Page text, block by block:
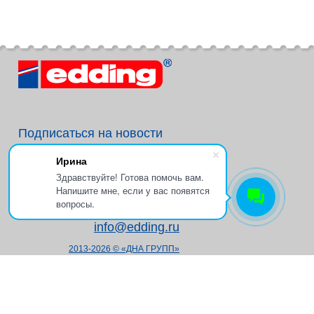
Ирина
Здравствуйте! Готова помочь вам.
Напишите мне, если у вас появятся
вопросы.
Подписаться на новости
+7 (495) 234-19-30
info@edding.ru
2013-2026 © «ДНА ГРУПП»